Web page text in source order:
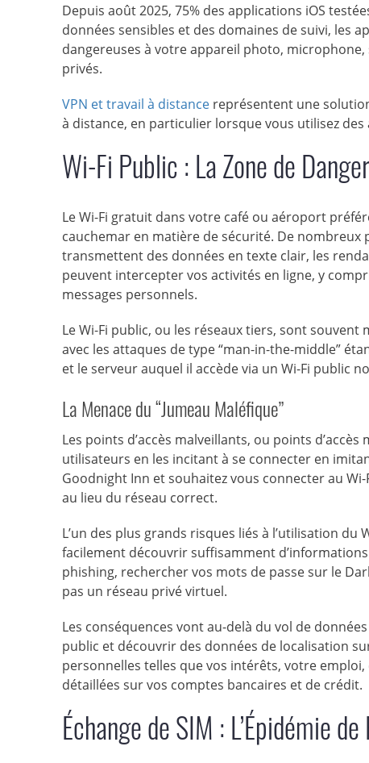
Depuis août 2025, 75% des applications iOS
données sensibles et des domaines de suivi, les
dangereuses à votre appareil photo,
privés.
VPN et travail à distance représentent une
à distance, en particulier lorsque vous utilisez
Wi-Fi Public : La Zone de
Le Wi-Fi gratuit dans votre café ou aéroport
cauchemar en matière de sécurité. De nombreux
transmettent des données en texte clair, les
peuvent intercepter vos activités en ligne, y
messages personnels.
Le Wi-Fi public, ou les réseaux tiers, sont
avec les attaques de type “man-in-the-middle”
et le serveur auquel il accède via un Wi-Fi public
La Menace du “Jumeau Maléfique”
Les points d’accès malveillants, ou points
utilisateurs en les incitant à se connecter en
Goodnight Inn et souhaitez vous connecter au
au lieu du réseau correct.
L’un des plus grands risques liés à l’utilisation
facilement découvrir suffisamment
phishing, rechercher vos mots de passe sur le
pas un réseau privé virtuel.
Les conséquences vont au-delà du vol de
public et découvrir des données de localisation
personnelles telles que vos intérêts, votre
détaillées sur vos comptes bancaires et de crédit.
Échange de SIM : L’Épidémie